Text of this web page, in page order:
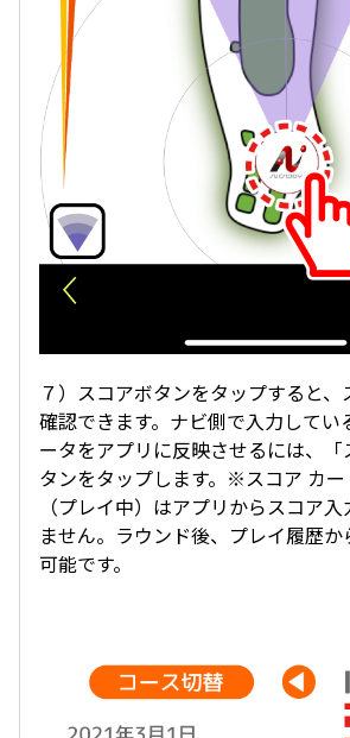
７）スコアボタンをタップすると
確認できます。ナビ側で入力してい
ータをアプリに反映させるには、
タンをタップします。※スコア カ
（プレイ中）はアプリからスコア
ません。ラウンド後、プレイ履歴
可能です。